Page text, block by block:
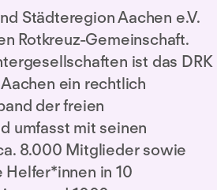
Städteregion Aachen e.V.
Rotkreuz-Gemeinschaft.
ist das DRK
ein rechtlich
der freien
umfasst mit seinen
8.000 Mitglieder sowie
in 10